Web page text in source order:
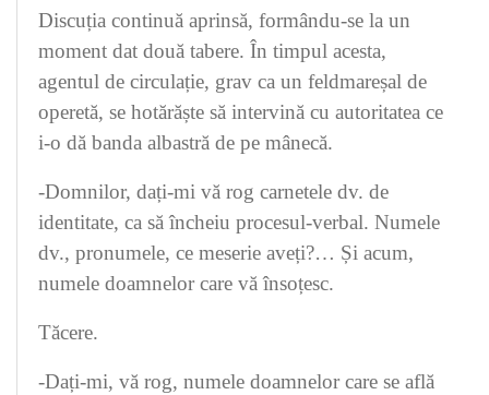
Discuția continuă aprinsă, formându-se la un
moment dat două tabere. În timpul acesta,
agentul de circulație, grav ca un feldmareșal de
operetă, se hotărăște să intervină cu autoritatea ce
i-o dă banda albastră de pe mânecă.
-Domnilor, dați-mi vă rog carnetele dv. de
identitate, ca să încheiu procesul-verbal. Numele
dv., pronumele, ce meserie aveți?… Și acum,
numele doamnelor care vă însoțesc.
Tăcere.
-Dați-mi, vă rog, numele doamnelor care se află